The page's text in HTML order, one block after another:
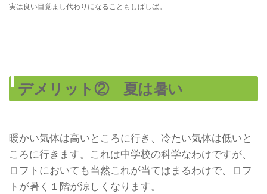
実は良い目覚まし代わりになることもしばしば。
デメリット② 夏は暑い
暖かい気体は高いところに行き、冷たい気体は低いと
ころに行きます。これは中学校の科学なわけですが、
ロフトにおいても当然これが当てはまるわけで、ロフ
トが暑く１階が涼しくなります。